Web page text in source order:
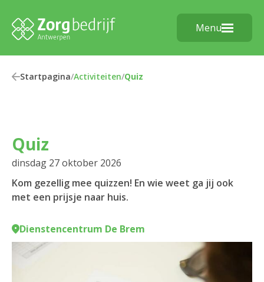
Menu
Startpagina/Activiteiten/Quiz
Quiz
dinsdag 27 oktober 2026
Kom gezellig mee quizzen! En wie weet ga jij ook
met een prijsje naar huis.
Dienstencentrum De Brem